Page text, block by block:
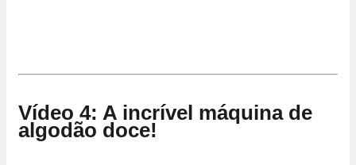
Vídeo 4: A incrível máquina de
algodão doce!